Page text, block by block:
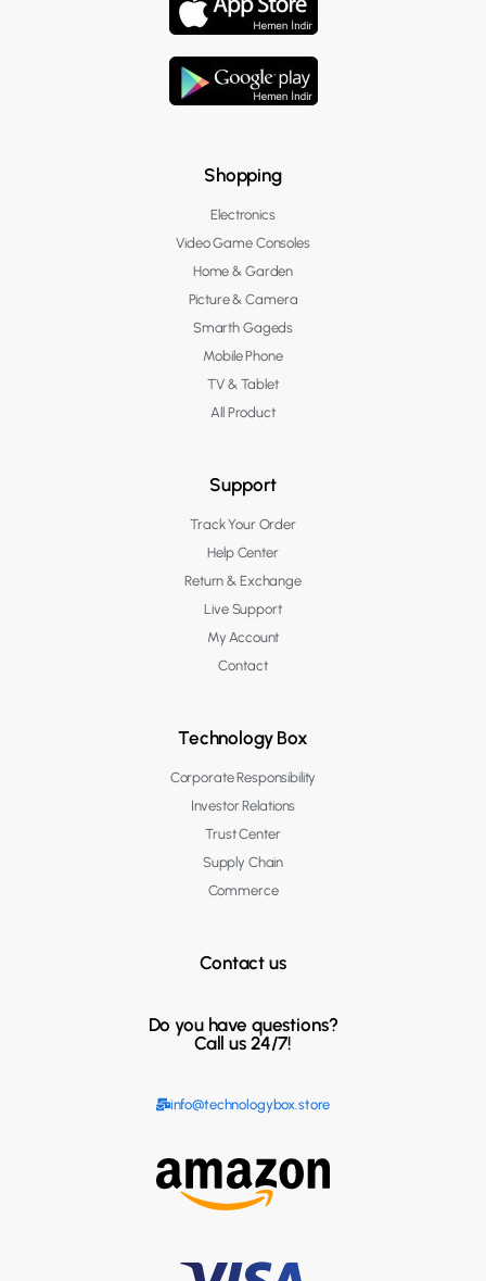
Shopping
Electronics
Video Game Consoles
Home & Garden
Picture & Camera
Smarth Gageds
Mobile Phone
TV & Tablet
All Product
Support
Track Your Order
Help Center
Return & Exchange
Live Support
My Account
Contact
Technology Box
Corporate Responsibility
Investor Relations
Trust Center
Supply Chain
Commerce
Contact us
Do you have questions?
Call us 24/7!
info@technologybox.store